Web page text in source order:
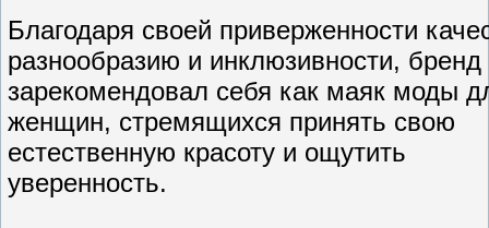
Благодаря своей приверженности
разнообразию и инклюзивности, бренд
зарекомендовал себя как маяк моды
женщин, стремящихся принять свою
естественную красоту и ощутить
уверенность.